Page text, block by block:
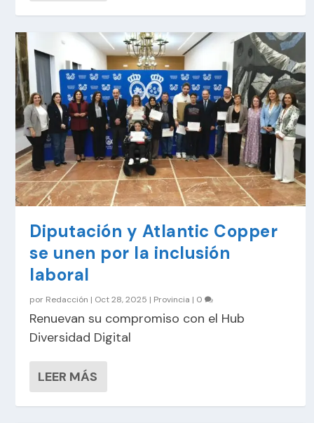
Diputación y Atlantic Copper
se unen por la inclusión
laboral
por Redacción | Oct 28, 2025 | Provincia | 0
Renuevan su compromiso con el Hub
Diversidad Digital
LEER MÁS